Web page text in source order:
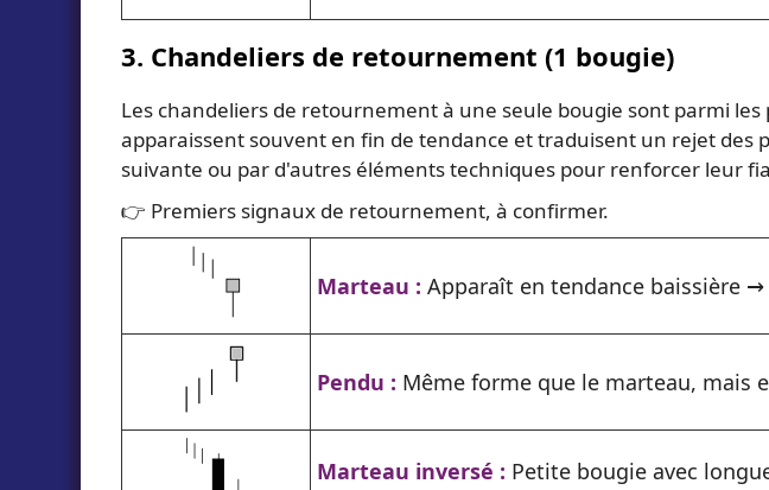
3. Chandeliers de retournement (1 bougie)
Les chandeliers de retournement à une seule bougie sont parmi
apparaissent souvent en fin de tendance et traduisent un rejet
suivante ou par d'autres éléments techniques pour renforcer leur
👉 Premiers signaux de retournement, à confirmer.
Marteau : Apparaît en tendance baissière
Pendu : Même forme que le marteau, mais
Marteau inversé : Petite bougie avec